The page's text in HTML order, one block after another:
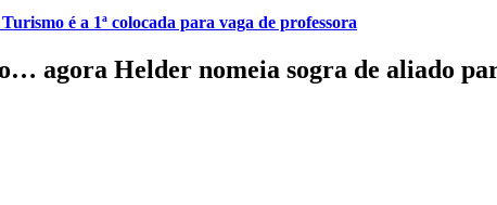
é a 1ª colocada para vaga de professora
agora Helder nomeia sogra de aliado